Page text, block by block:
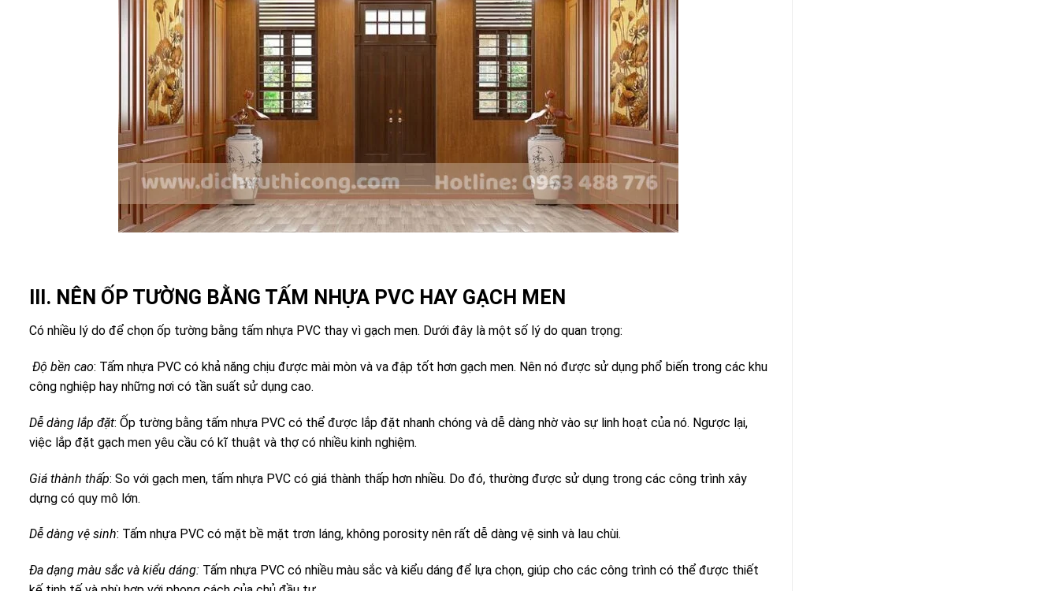
III. NÊN ỐP TƯỜNG BẰNG TẤM NHỰA PVC HAY GẠCH MEN
Có nhiều lý do để chọn ốp tường bằng tấm nhựa PVC thay vì gạch men. Dưới đây là một số lý do quan trọng:
Độ bền cao: Tấm nhựa PVC có khả năng chịu được mài mòn và va đập tốt hơn gạch men. Nên nó được sử dụng phổ biến trong các khu
công nghiệp hay những nơi có tần suất sử dụng cao.
Dễ dàng lắp đặt: Ốp tường bằng tấm nhựa PVC có thể được lắp đặt nhanh chóng và dễ dàng nhờ vào sự linh hoạt của nó. Ngược lại,
việc lắp đặt gạch men yêu cầu có kĩ thuật và thợ có nhiều kinh nghiệm.
Giá thành thấp: So với gạch men, tấm nhựa PVC có giá thành thấp hơn nhiều. Do đó, thường được sử dụng trong các công trình xây
dựng có quy mô lớn.
Dễ dàng vệ sinh: Tấm nhựa PVC có mặt bề mặt trơn láng, không porosity nên rất dễ dàng vệ sinh và lau chùi.
Đa dạng màu sắc và kiểu dáng: Tấm nhựa PVC có nhiều màu sắc và kiểu dáng để lựa chọn, giúp cho các công trình có thể được thiết